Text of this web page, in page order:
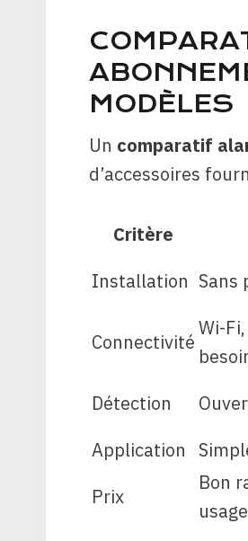
MODÈLES
Un comparatif
d’accessoires
Critère
Installation Sans
Connectivité
Wi-
Détection
Application
Prix
Bon
usage